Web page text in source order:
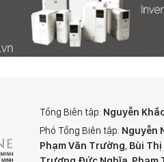
Tổng Biên tập: Nguyễn
Phó Tổng Biên tập: Nguyễn
Phạm Văn Trường, Bùi